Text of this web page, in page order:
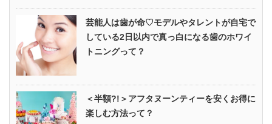
芸能人は歯が命♡モデルやタレントが自宅で
している2日以内で真っ白になる歯のホワイ
トニングって？
＜半額?!＞アフタヌーンティーを安くお得に
楽しむ方法って？